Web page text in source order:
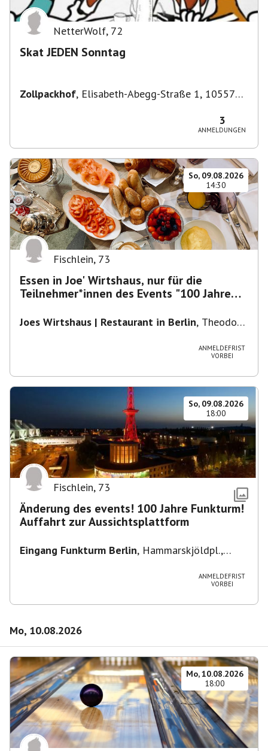
NetterWolf, 72
Skat JEDEN Sonntag
Zollpackhof, Elisabeth-Abegg-Straße 1, 10557
3
ANMELDUNGEN
So, 09.08.2026
14:30
Fischlein, 73
Essen in Joe' Wirtshaus, nur für die
Teilnehmer*innen des Events "100 Jahre
Joes Wirtshaus | Restaurant in Berlin, Theodor-
ANMELDEFRIST
VORBEI
So, 09.08.2026
18:00
Fischlein, 73
Änderung des events! 100 Jahre Funkturm!
Auffahrt zur Aussichtsplattform
Eingang Funkturm Berlin, Hammarskjöldpl.,
ANMELDEFRIST
VORBEI
Mo, 10.08.2026
Mo, 10.08.2026
18:00